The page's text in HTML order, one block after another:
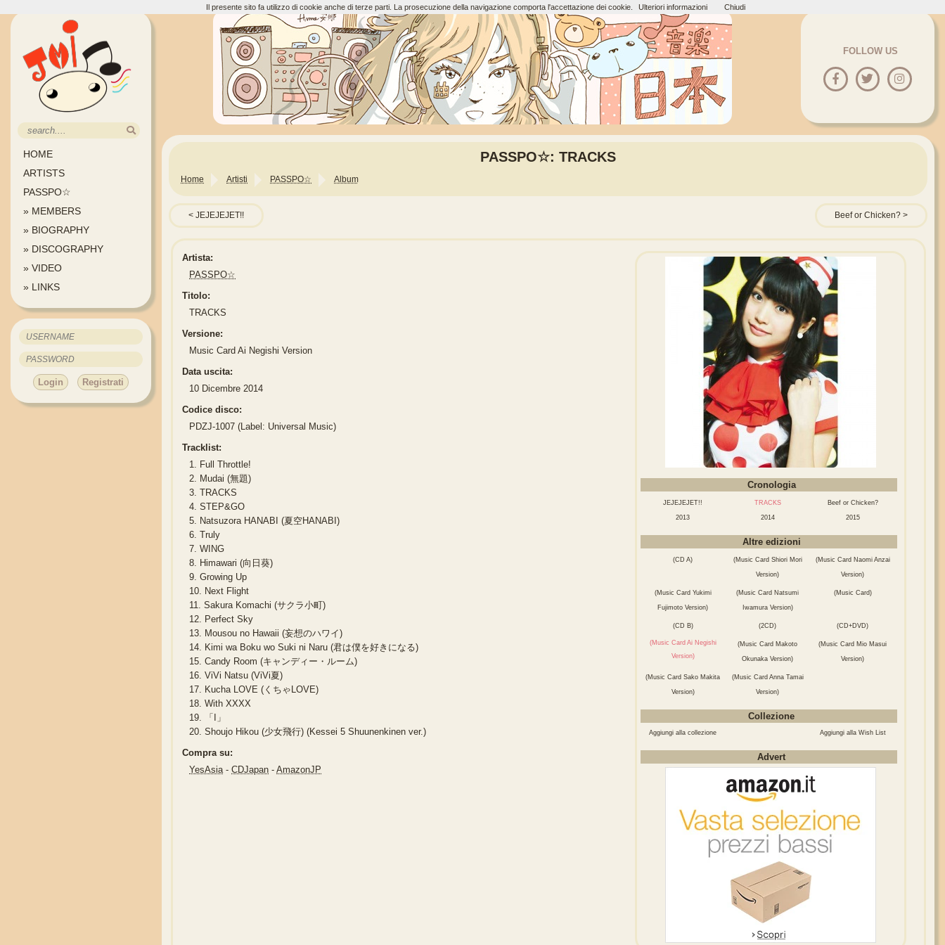
HOME
ARTISTS
PASSPO☆
» MEMBERS
» BIOGRAPHY
» DISCOGRAPHY
» VIDEO
» LINKS
Login Registrati
FOLLOW US
PASSPO☆: TRACKS
Home Artisti PASSPO☆ Album
JEJEJEJET!! Beef or Chicken?
Cronologia
JEJEJEJET!!
2013
TRACKS
2014
Beef or Chicken?
2015
Altre edizioni
(CD A) (Music Card Shiori Mori
Version)
(Music Card Naomi Anzai
Version)
(Music Card Yukimi
Fujimoto Version)
(Music Card Natsumi
Iwamura Version)
(Music Card)
(CD B) (2CD) (CD+DVD)
(Music Card Ai Negishi
Version)
(Music Card Makoto
Okunaka Version)
(Music Card Mio Masui
Version)
(Music Card Sako Makita
Version)
(Music Card Anna Tamai
Version)
Collezione
Aggiungi alla collezione Aggiungi alla Wish List
Advert
Artista:
PASSPO☆
Titolo:
TRACKS
Versione:
Music Card Ai Negishi Version
Data uscita:
10 Dicembre 2014
Codice disco:
PDZJ-1007 (Label: Universal Music)
Tracklist:
1. Full Throttle!
2. Mudai (無題)
3. TRACKS
4. STEP&GO
5. Natsuzora HANABI (夏空HANABI)
6. Truly
7. WING
8. Himawari (向日葵)
9. Growing Up
10. Next Flight
11. Sakura Komachi (サクラ小町)
12. Perfect Sky
13. Mousou no Hawaii (妄想のハワイ)
14. Kimi wa Boku wo Suki ni Naru (君は僕を好きになる)
15. Candy Room (キャンディー・ルーム)
16. ViVi Natsu (ViVi夏)
17. Kucha LOVE (くちゃLOVE)
18. With XXXX
19. 「I」
20. Shoujo Hikou (少女飛行) (Kessei 5 Shuunenkinen ver.)
Compra su:
YesAsia-CDJapan -AmazonJP
Il presente sito fa utilizzo di cookie anche di terze parti. La prosecuzione della navigazione comporta l'accettazione dei cookie. Ulteriori informazioni Chiudi